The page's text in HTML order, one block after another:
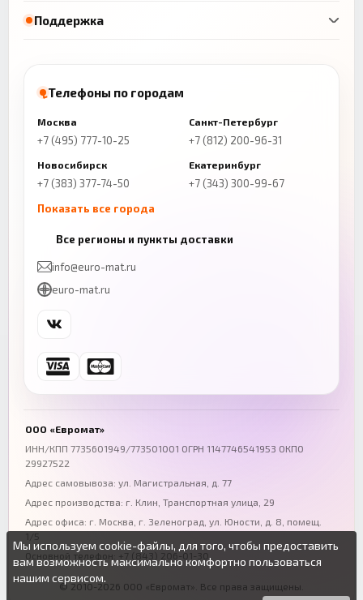
Поддержка
Телефоны по городам
Москва
+7 (495) 777-10-25
Санкт-Петербург
+7 (812) 200-96-31
Новосибирск
+7 (383) 377-74-50
Екатеринбург
+7 (343) 300-99-67
Показать все города
+7 (843) 206-01-30
Челябинск
+7 (343) 300-99-67
Ростов-на-Дону
+7 (863) 333-50-75
Волгоград
+7 (844) 261-36-12
Омск
Все регионы и пункты доставки
info@euro-mat.ru
euro-mat.ru
ООО «Евромат»
ИНН/КПП 7735601949/773501001 ОГРН 1147746541953 ОКПО
29927522
Адрес самовывоза: ул. Магистральная, д. 77
Адрес производства: г. Клин, Транспортная улица, 29
Адрес офиса: г. Москва, г. Зеленоград ул. Юности, д. 8, помещ.
1/5
Основной телефон:
+7 (843) 206-01-30
© 2010-2026 ООО «Евромат». Все права защищены.
Мы используем cookie-файлы, для того, чтобы предоставить
вам возможность максимально комфортно пользоваться
нашим сервисом.
Вы можете подробнее прочитать о cookie-файлах в открытых
Продолжая пользоваться данным сайтом без изменения